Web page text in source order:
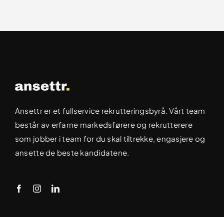
Ansettr er et fullservice rekrutteringsbyrå. Vårt team
består av erfarne markedsførere og rekrutterere
som jobber i team for du skal tiltrekke, engasjere og
ansette de beste kandidatene.